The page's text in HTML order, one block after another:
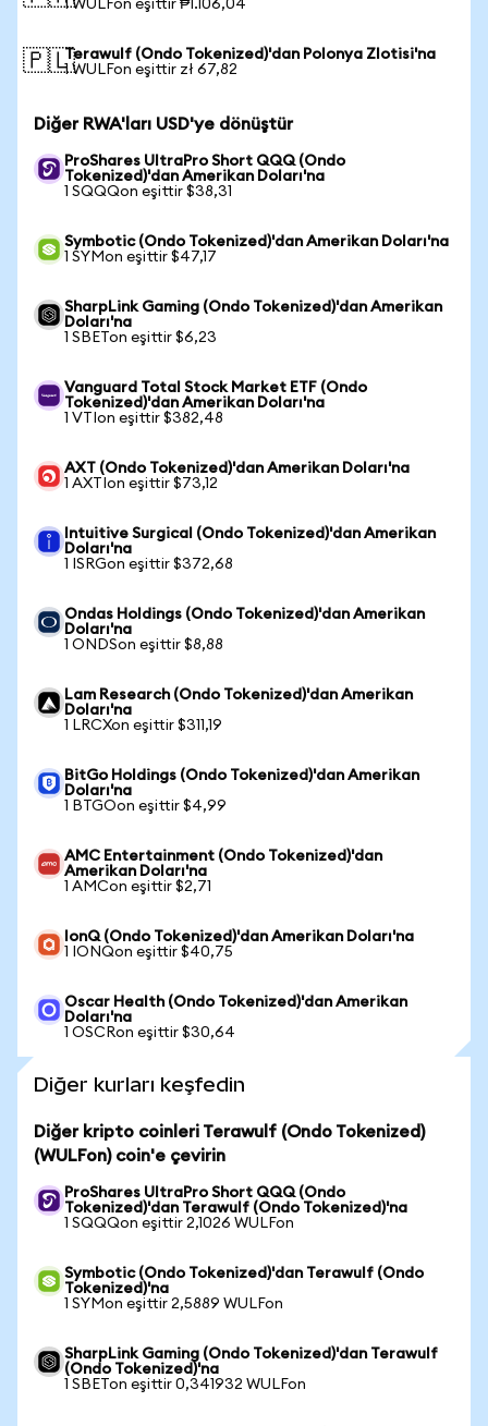
1 WULFon eşittir ₱1.106,04
🇵🇱Terawulf (Ondo Tokenized)'dan Polonya Zlotisi'na
1 WULFon eşittir zł 67,82
Diğer RWA'ları USD'ye dönüştür
ProShares UltraPro Short QQQ (Ondo
Tokenized)'dan Amerikan Doları'na
1 SQQQon eşittir $38,31
Symbotic (Ondo Tokenized)'dan Amerikan Doları'na
1 SYMon eşittir $47,17
SharpLink Gaming (Ondo Tokenized)'dan Amerikan
Doları'na
1 SBETon eşittir $6,23
Vanguard Total Stock Market ETF (Ondo
Tokenized)'dan Amerikan Doları'na
1 VTIon eşittir $382,48
AXT (Ondo Tokenized)'dan Amerikan Doları'na
1 AXTIon eşittir $73,12
Intuitive Surgical (Ondo Tokenized)'dan Amerikan
Doları'na
1 ISRGon eşittir $372,68
Ondas Holdings (Ondo Tokenized)'dan Amerikan
Doları'na
1 ONDSon eşittir $8,88
Lam Research (Ondo Tokenized)'dan Amerikan
Doları'na
1 LRCXon eşittir $311,19
BitGo Holdings (Ondo Tokenized)'dan Amerikan
Doları'na
1 BTGOon eşittir $4,99
AMC Entertainment (Ondo Tokenized)'dan
Amerikan Doları'na
1 AMCon eşittir $2,71
IonQ (Ondo Tokenized)'dan Amerikan Doları'na
1 IONQon eşittir $40,75
Oscar Health (Ondo Tokenized)'dan Amerikan
Doları'na
1 OSCRon eşittir $30,64
Diğer kurları keşfedin
Diğer kripto coinleri Terawulf (Ondo Tokenized)
(WULFon) coin'e çevirin
ProShares UltraPro Short QQQ (Ondo
Tokenized)'dan Terawulf (Ondo Tokenized)'na
1 SQQQon eşittir 2,1026 WULFon
Symbotic (Ondo Tokenized)'dan Terawulf (Ondo
Tokenized)'na
1 SYMon eşittir 2,5889 WULFon
SharpLink Gaming (Ondo Tokenized)'dan Terawulf
(Ondo Tokenized)'na
1 SBETon eşittir 0,341932 WULFon